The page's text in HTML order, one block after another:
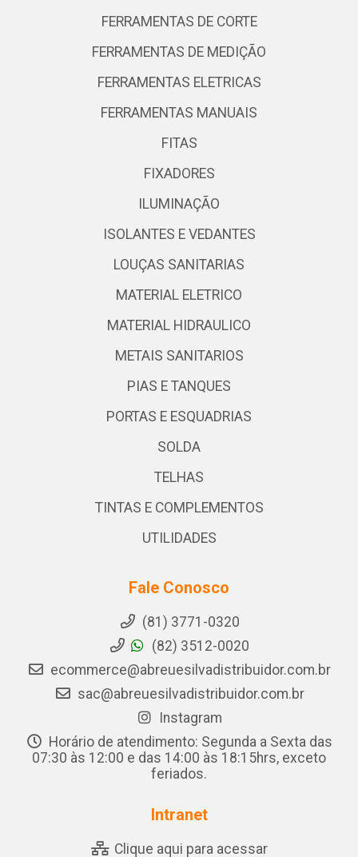
FERRAMENTAS DE CORTE
FERRAMENTAS DE MEDIÇÃO
FERRAMENTAS ELETRICAS
FERRAMENTAS MANUAIS
FITAS
FIXADORES
ILUMINAÇÃO
ISOLANTES E VEDANTES
LOUÇAS SANITARIAS
MATERIAL ELETRICO
MATERIAL HIDRAULICO
METAIS SANITARIOS
PIAS E TANQUES
PORTAS E ESQUADRIAS
SOLDA
TELHAS
TINTAS E COMPLEMENTOS
UTILIDADES
Fale Conosco
(81) 3771-0320
(82) 3512-0020
ecommerce@abreuesilvadistribuidor.com.br
sac@abreuesilvadistribuidor.com.br
Instagram
Horário de atendimento: Segunda a Sexta das
07:30 às 12:00 e das 14:00 às 18:15hrs, exceto
feriados.
Intranet
Clique aqui para acessar